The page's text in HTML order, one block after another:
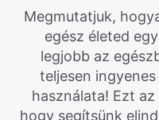
Megmutatjuk,
egész életed
legjobb az
teljesen
használata! Ezt
hogy segítsünk